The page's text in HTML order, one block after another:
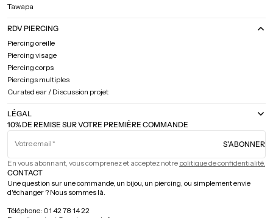
10% DE REMISE SUR VOTRE PREMIÈRE COMMANDE
Votre email S'ABONNER
En vous abonnant, vous comprenez et acceptez notre politique de confidentialité.
Tawapa
RDV PIERCING
Piercing oreille
Piercing visage
Piercing corps
Piercings multiples
Curated ear / Discussion projet
LÉGAL
CONTACT
Une question sur une commande, un bijou, un piercing, ou simplement envie
d'échanger ? Nous sommes là.
Téléphone: 01 42 78 14 22